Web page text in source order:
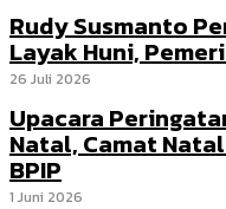
Rudy Susmanto
Layak Huni,
26 Juli 2026
Upacara
Natal, Camat
BPIP
1 Juni 2026